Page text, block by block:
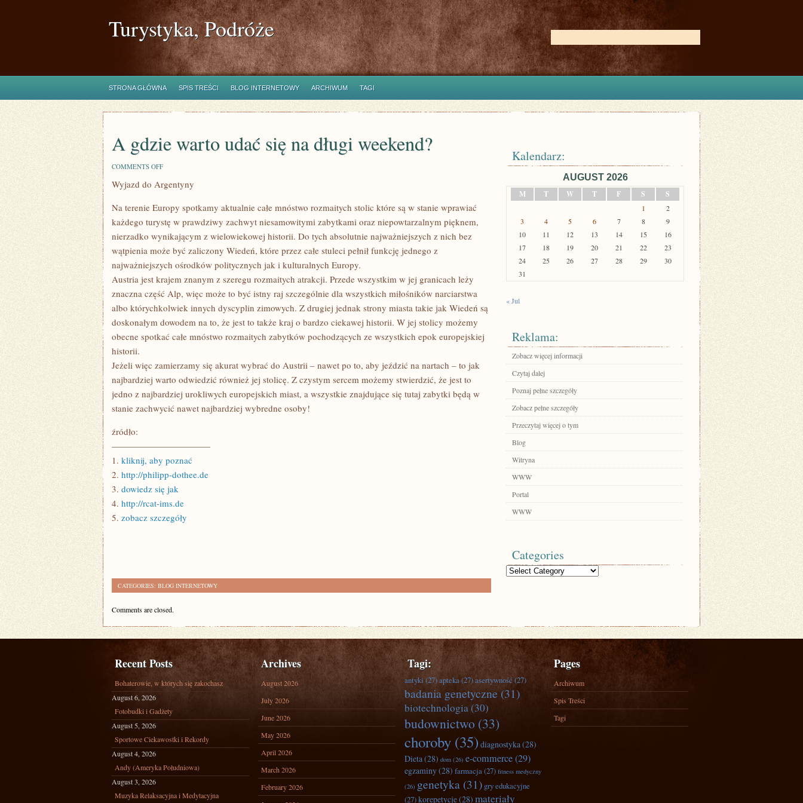
Turystyka, Podróże
STRONA GŁÓWNA SPIS TREŚCI BLOG INTERNETOWY ARCHIWUM TAGI
A gdzie warto udać się na długi weekend?
COMMENTS OFFON
GDZIE
WARTO
SIĘ
NA
DŁUGI
WEEKEND?
Wyjazd do Argentyny
Na terenie Europy spotkamy aktualnie całe mnóstwo rozmaitych stolic które są w stanie wprawiać
każdego turystę w prawdziwy zachwyt niesamowitymi zabytkami oraz niepowtarzalnym pięknem,
nierzadko wynikającym z wielowiekowej historii. Do tych absolutnie najważniejszych z nich bez
wątpienia może być zaliczony Wiedeń, które przez całe stuleci pełnił funkcję jednego z
najważniejszych ośrodków politycznych jak i kulturalnych Europy.
Austria jest krajem znanym z szeregu rozmaitych atrakcji. Przede wszystkim w jej granicach leży
znaczna część Alp, więc może to być istny raj szczególnie dla wszystkich miłośników narciarstwa
albo którychkolwiek innych dyscyplin zimowych. Z drugiej jednak strony miasta takie jak Wiedeń są
doskonałym dowodem na to, że jest to także kraj o bardzo ciekawej historii. W jej stolicy możemy
obecne spotkać całe mnóstwo rozmaitych zabytków pochodzących ze wszystkich epok europejskiej
historii.
Jeżeli więc zamierzamy się akurat wybrać do Austrii – nawet po to, aby jeździć na nartach – to jak
najbardziej warto odwiedzić również jej stolicę. Z czystym sercem możemy stwierdzić, że jest to
jedno z najbardziej urokliwych europejskich miast, a wszystkie znajdujące się tutaj zabytki będą w
stanie zachwycić nawet najbardziej wybredne osoby!
źródło:
———————————
1. kliknij, aby poznać
2. http://philipp-dothee.de
3. dowiedz się jak
4. http://rcat-ims.de
5. zobacz szczegóły
CATEGORIES: BLOG INTERNETOWY
Comments are closed.
Kalendarz:
AUGUST 2026
M
T W T F S S
1
2
3
4 5 6 7 8
9
10
11 12 13 14 15
16
17
18 19 20 21 22
23
24
25 26 27 28 29
30
31
« Jul
Reklama:
Zobacz więcej informacji
Czytaj dalej
Poznaj pełne szczegóły
Zobacz pełne szczegóły
Przeczytaj więcej o tym
Blog
Witryna
WWW
Portal
WWW
Categories
Categories
Recent Posts
Bohaterowie, w których się zakochasz
August 6, 2026
Fotobudki i Gadżety
August 5, 2026
Sportowe Ciekawostki i Rekordy
August 4, 2026
Andy (Ameryka Południowa)
August 3, 2026
Muzyka Relaksacyjna i Medytacyjna
Archives
August 2026
July 2026
June 2026
May 2026
April 2026
March 2026
February 2026
Tagi:
antyki(27)apteka(27)asertywność(27)
badania genetyczne(31)
biotechnologia(30)
budownictwo (33)
choroby (35) diagnostyka(28)
Dieta(28) dom (26) e-commerce(29)
egzaminy(28) farmacja(27) fitness medyczny
(26) genetyka (31) gry edukacyjne
(27)korepetycje(28) materiały
Pages
Archiwum
Spis Treści
Tagi